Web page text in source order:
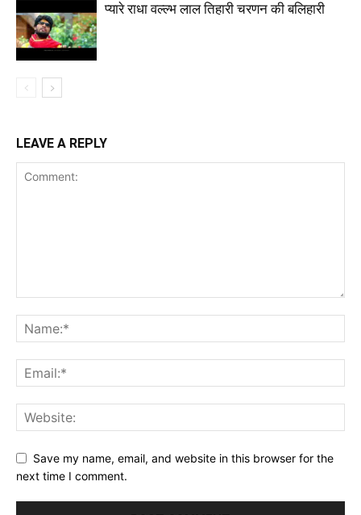
प्यारे राधा वल्ल्भ लाल तिहारी चरणन की बलिहारी
LEAVE A REPLY
Save my name, email, and website in this browser for the
next time I comment.